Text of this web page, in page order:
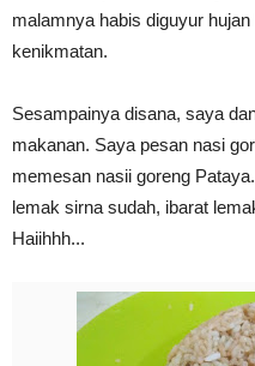
malamnya habis diguyur
kenikmatan.
Sesampainya disana, saya
makanan. Saya pesan nasi
memesan nasii goreng
lemak sirna sudah, ibarat
Haiihhh...